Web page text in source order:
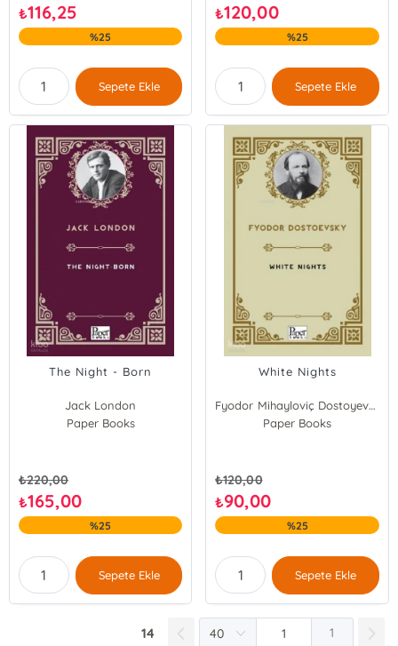
₺116,25
%25
Sepete Ekle
₺120,00
%25
Sepete Ekle
The Night - Born
Jack London
Paper Books
₺220,00
₺165,00
%25
Sepete Ekle
White Nights
Fyodor Mihayloviç Dostoyevski
Paper Books
₺120,00
₺90,00
%25
Sepete Ekle
14 1